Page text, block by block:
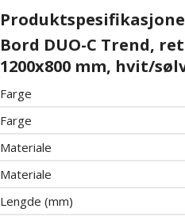
Bord DUO-C Trend,
1200x800 mm, hvit/
Farge
Farge
Materiale
Materiale
Lengde (mm)